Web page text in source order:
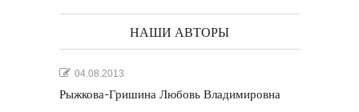
НАШИ АВТОРЫ
04.08.2013
Рыжкова-Гришина Любовь Владимировна